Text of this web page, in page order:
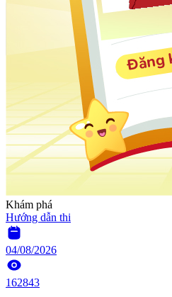
Khám phá
Hướng dẫn thi
04/08/2026
162843